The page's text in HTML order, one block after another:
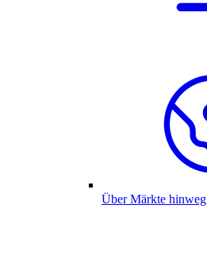
Über Märkte hinweg